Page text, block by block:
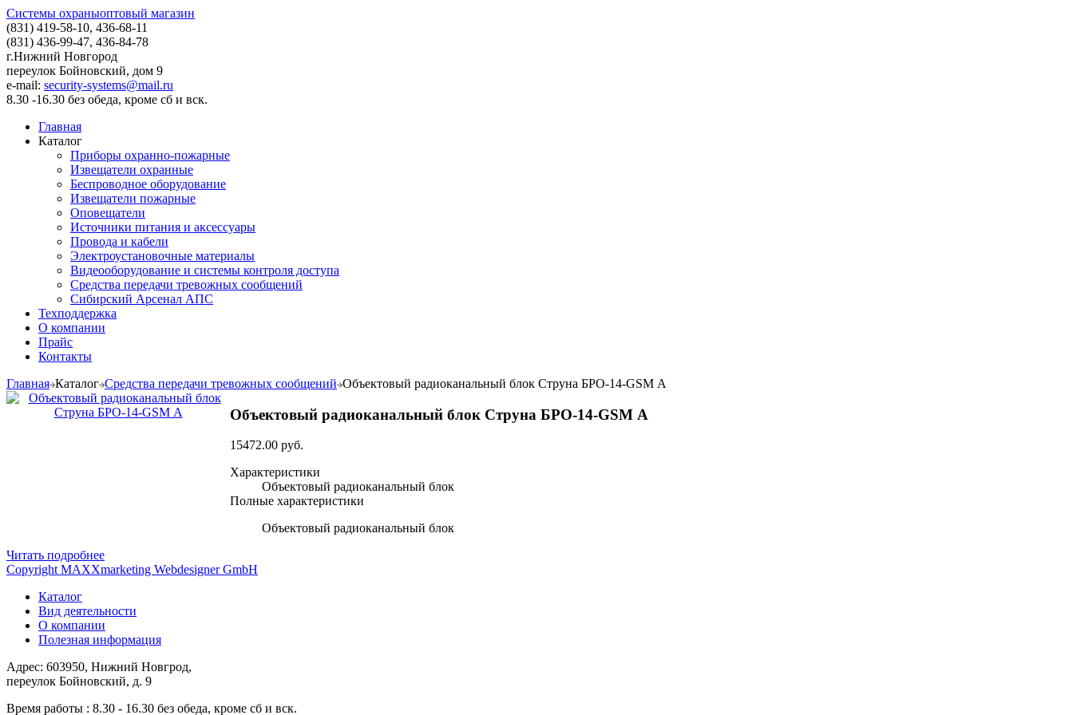
Системы охраныоптовый магазин
(831) 419-58-10, 436-68-11
(831) 436-99-47, 436-84-78
г.Нижний Новгород
переулок Бойновский, дом 9
e-mail: security-systems@mail.ru
8.30 -16.30 без обеда, кроме сб и вск.
Главная
Каталог
Приборы охранно-пожарные
Извещатели охранные
Беспроводное оборудование
Извещатели пожарные
Оповещатели
Источники питания и аксессуары
Провода и кабели
Электроустановочные материалы
Видеооборудование и системы контроля доступа
Средства передачи тревожных сообщений
Сибирский Арсенал АПС
Техподдержка
О компании
Прайс
Контакты
Главная Каталог Средства передачи тревожных сообщений Объектовый радиоканальный блок Струна БРО-14-GSM А
Объектовый радиоканальный блок Струна БРО-14-GSM А
15472.00 руб.
Характеристики
Объектовый радиоканальный блок
Полные характеристики
Объектовый радиоканальный блок
Читать подробнее
Copyright MAXXmarketing Webdesigner GmbH
Каталог
Вид деятельности
О компании
Полезная информация
Адрес: 603950, Нижний Новгрод,
переулок Бойновский, д. 9
Время работы : 8.30 - 16.30 без обеда, кроме сб и вск.